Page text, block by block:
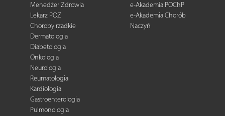
Menedżer Zdrowia
Lekarz POZ
Choroby rzadkie
Dermatologia
Diabetologia
Onkologia
Neurologia
Reumatologia
Kardiologia
Gastroenterologia
Pulmonologia
e-Akademia POChP
e-Akademia Chorób
Naczyń